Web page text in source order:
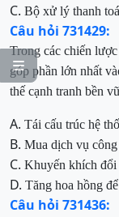

C. Bộ xử lý thanh
Câu hỏi 731429:
Trong các chiến
góp phần lớn nhất
thế cạnh tranh bền
A. Tái cấu trúc hệ
B. Mua dịch vụ
C. Khuyến khích đổi
D. Tăng hoa hồng
Câu hỏi 731436: